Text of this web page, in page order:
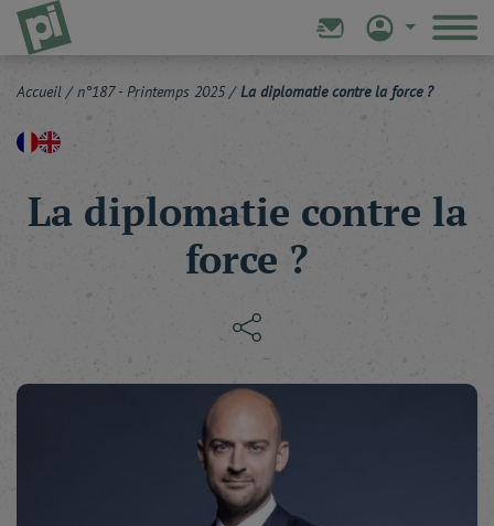
Accueil / n°187 - Printemps 2025/ La diplomatie contre la force ?
La diplomatie contre la
force ?